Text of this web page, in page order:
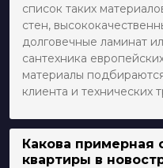
список таких
стен,
долговечные ламинат
сантехника
материалы
клиента и
Какова примерная
квартиры в